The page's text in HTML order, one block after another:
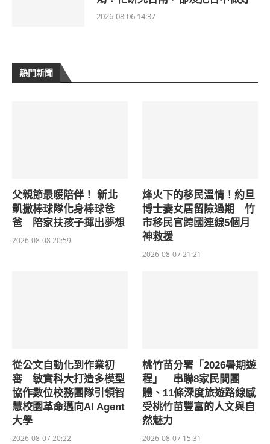
2026-08-06 14:37
熱門新聞
父親節最暖陪伴！ 新北
凱撒棒球隊化身棒球爸
爸 陪家扶孩子揮出夢想
2026-08-08 20:59
烽火下的移民溫情！約旦
博士妻女居留險過期 竹
市移民官跨國連線5個月
神救援
2026-08-07 21:21
從公文自動化到作業初
審 敏實科大打造多模型
協作數位校務團隊引領智
慧校園革命邁向AI Agent
大學
2026-08-07 20:22
桃竹苗分署「2026暑期遊
程」 串聯8家民間團
體、11條深度旅遊路線感
受桃竹苗豐富的人文與自
然魅力
2026-08-07 15:31